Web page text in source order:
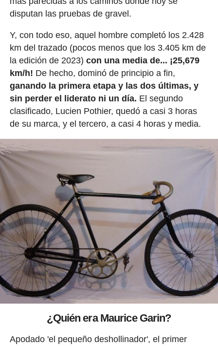
disputan las pruebas de gravel.
Y, con todo eso, aquel hombre completó los 2.428
km del trazado (pocos menos que los 3.405 km de
la edición de 2023) con una media de... ¡25,679
km/h! De hecho, dominó de principio a fin,
ganando la primera etapa y las dos últimas, y
sin perder el liderato ni un día. El segundo
clasificado, Lucien Pothier, quedó a casi 3 horas
de su marca, y el tercero, a casi 4 horas y media.
¿Quién era Maurice Garin?
Apodado 'el pequeño deshollinador', el primer